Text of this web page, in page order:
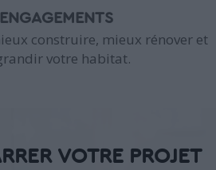
construire, mieux rénover et
votre habitat.
VOTRE PROJET